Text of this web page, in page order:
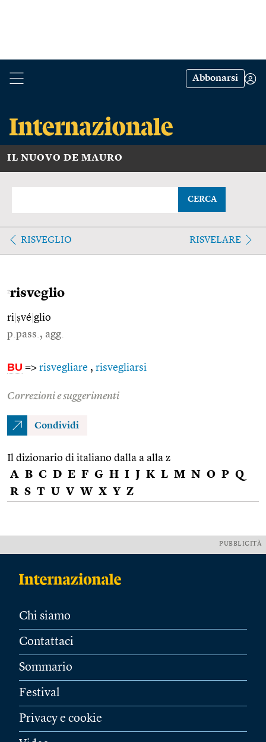
Abbonarsi
IL NUOVO DE MAURO
CERCA
RISVEGLIO RISVELARE
2risveglio
ri ṣvé glio
p.pass., agg.
BU => risvegliare , risvegliarsi
Correzioni e suggerimenti
Condividi
Il dizionario di italiano dalla a alla z
A B C D E F G H I J K L M N O P Q
R S T U V W X Y Z
PUBBLICITÀ
Chi siamo
Contattaci
Sommario
Festival
Privacy e cookie